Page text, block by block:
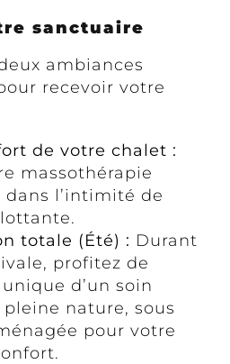
sanctuaire
ambiances
recevoir votre
de votre chalet :
massothérapie
l’intimité de
totale (Été) : Durant
profitez de
d’un soin
nature, sous
pour votre